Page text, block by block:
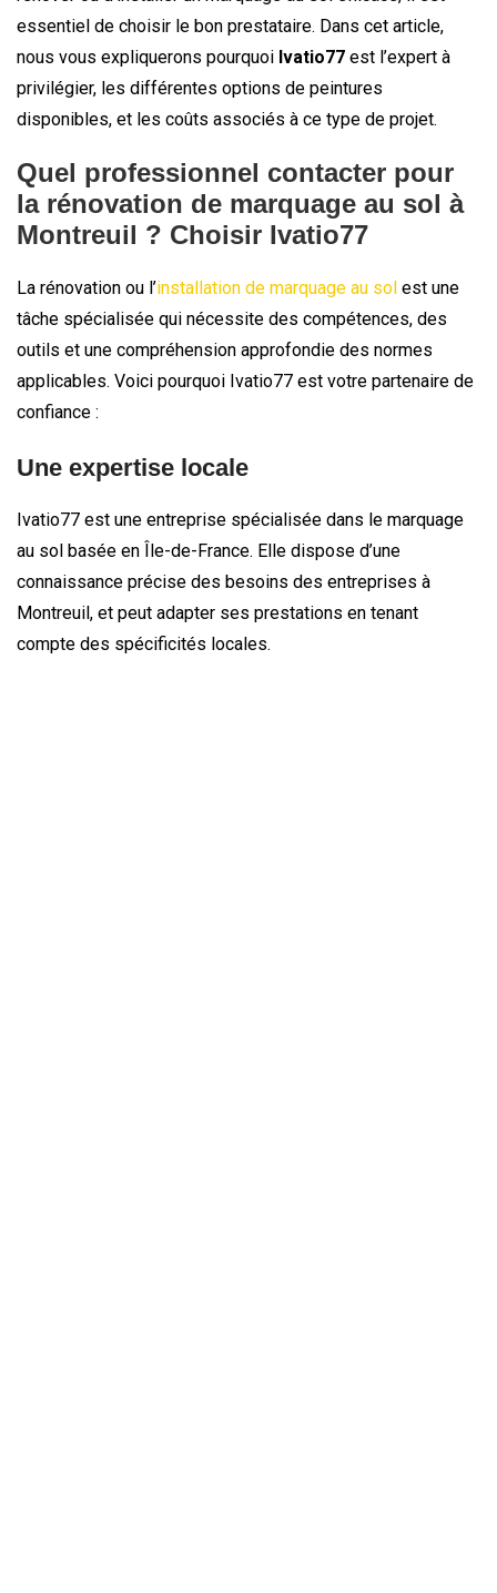
essentiel de choisir le bon prestataire. Dans cet article,
nous vous expliquerons pourquoi Ivatio77 est l’expert à
privilégier, les différentes options de peintures
disponibles, et les coûts associés à ce type de projet.
Quel professionnel contacter pour
la rénovation de marquage au sol à
Montreuil ? Choisir Ivatio77
La rénovation ou l’installation de marquage au sol est une
tâche spécialisée qui nécessite des compétences, des
outils et une compréhension approfondie des normes
applicables. Voici pourquoi Ivatio77 est votre partenaire de
confiance :
Une expertise locale
Ivatio77 est une entreprise spécialisée dans le marquage
au sol basée en Île-de-France. Elle dispose d’une
connaissance précise des besoins des entreprises à
Montreuil, et peut adapter ses prestations en tenant
compte des spécificités locales.